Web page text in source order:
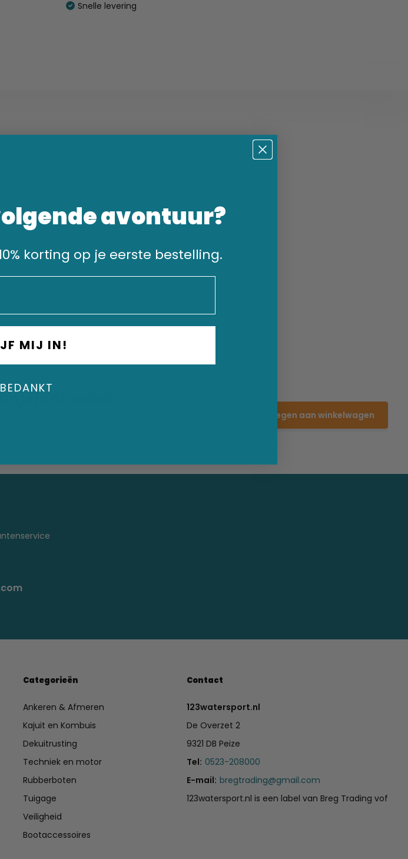
Snelle levering
antraciet
Toevoegen aan winkelwagen
Categorieën
Ankeren & Afmeren
Kajuit en Kombuis
Dekuitrusting
Techniek en motor
Rubberboten
Tuigage
Veiligheid
Bootaccessoires
Contact
123watersport.nl
De Overzet 2
9321 DB Peize
Tel: 0523-208000
E-mail: bregtrading@gmail.com
123watersport.nl is een label van Breg Trading vof
avontuur?
korting op je eerste bestelling.
MIJ IN!